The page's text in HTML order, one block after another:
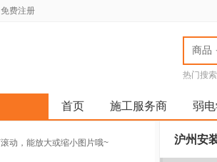
免费注册
商品
热门搜
厂家全
首页 施工服务商 弱
沪州安